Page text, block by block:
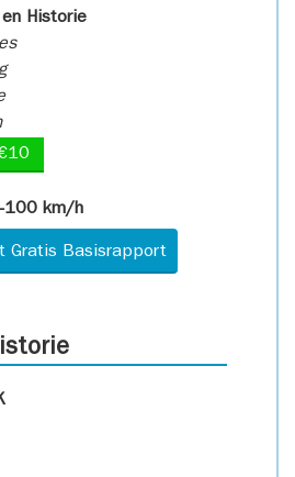
Historie
100 km/h
Gratis Basisrapport